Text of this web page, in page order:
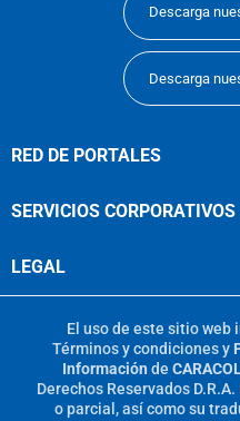
Descarga
Descarga
RED DE PORTALES
SERVICIOS CORPORATIVOS
LEGAL
El uso de este sitio
Términos y condicionesy
Información de
Derechos Reservados
o parcial, así como su